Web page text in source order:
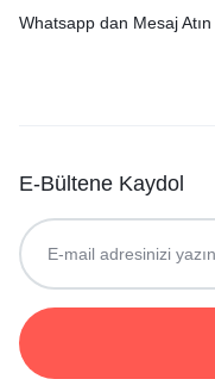
Whatsapp dan Mesaj Atın
E-Bültene Kaydol